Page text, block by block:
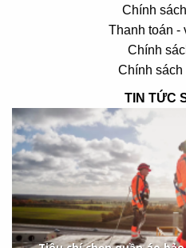
Chính
Thanh toán -
Chính
Chính sách
TIN TỨC